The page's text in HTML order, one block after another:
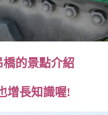
的景點介紹
增長知識喔!